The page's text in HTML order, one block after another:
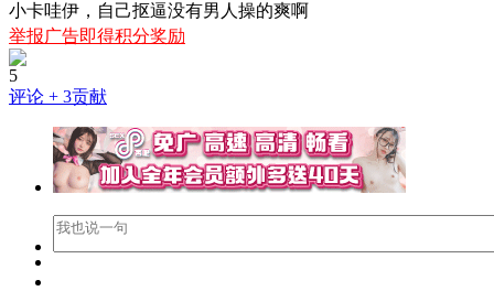
小卡哇伊，自己抠逼没有男人操的爽啊
举报广告即得积分奖励
5
评论 + 3贡献